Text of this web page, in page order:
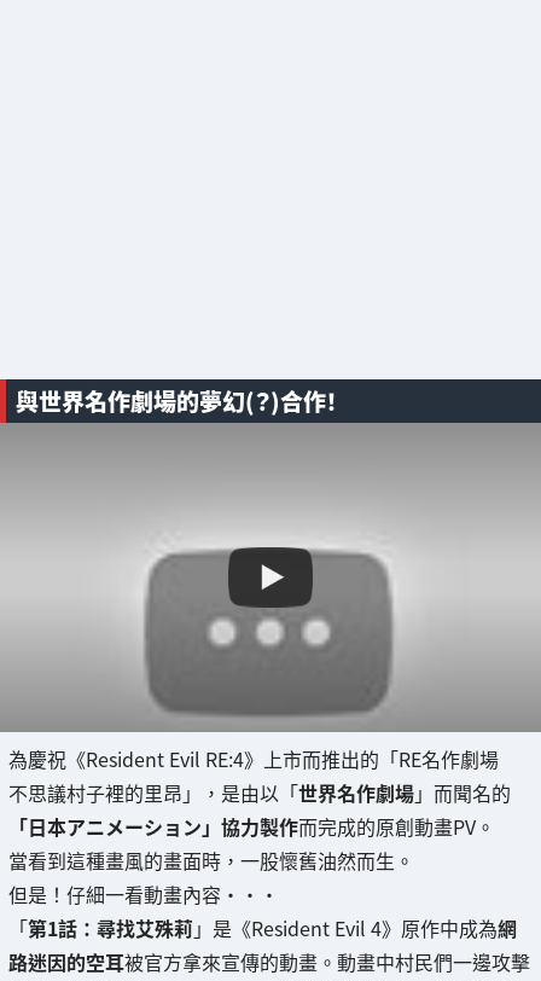
與世界名作劇場的夢幻(？)合作！
為慶祝《Resident Evil RE:4》上市而推出的「RE名作劇場
不思議村子裡的里昂」，是由以「世界名作劇場」而聞名的
「日本アニメーション」協力製作而完成的原創動畫PV。
當看到這種畫風的畫面時，一股懷舊油然而生。
但是！仔細一看動畫內容・・・
「第1話：尋找艾殊莉 」是《Resident Evil 4》原作中成為網
路迷因的空耳被官方拿來宣傳的動畫。動畫中村民們一邊攻擊